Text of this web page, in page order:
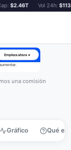
$2.46T Vol 24h:
una comisión
Gráfico Qué es